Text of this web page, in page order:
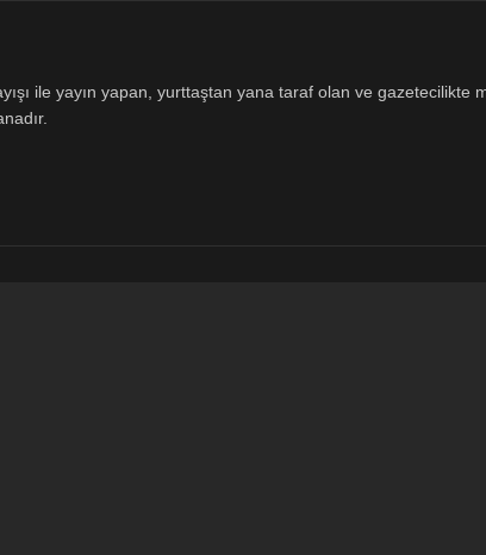
ile yayın yapan, yurttaştan yana taraf olan ve gazetecilikte